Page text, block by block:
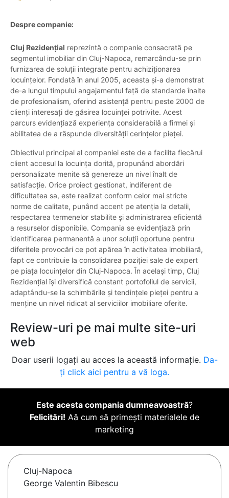
Despre companie:
Cluj Rezidențial reprezintă o companie consacrată pe
segmentul imobiliar din Cluj-Napoca, remarcându-se prin
furnizarea de soluții integrate pentru achiziționarea
locuințelor. Fondată în anul 2005, aceasta și-a demonstrat
de-a lungul timpului angajamentul față de standarde înalte
de profesionalism, oferind asistență pentru peste 2000 de
clienți interesați de găsirea locuinței potrivite. Acest
parcurs evidențiază experiența considerabilă a firmei și
abilitatea de a răspunde diversității cerințelor pieței.
Obiectivul principal al companiei este de a facilita fiecărui
client accesul la locuința dorită, propunând abordări
personalizate menite să genereze un nivel înalt de
satisfacție. Orice proiect gestionat, indiferent de
dificultatea sa, este realizat conform celor mai stricte
norme de calitate, punând accent pe atenția la detalii,
respectarea termenelor stabilite și administrarea eficientă
a resurselor disponibile. Compania se evidențiază prin
identificarea permanentă a unor soluții oportune pentru
diferitele provocări ce pot apărea în activitatea imobiliară,
fapt ce contribuie la consolidarea poziției sale de expert
pe piața locuințelor din Cluj-Napoca. În același timp, Cluj
Rezidențial își diversifică constant portofoliul de servicii,
adaptându-se la schimbările și tendințele pieței pentru a
menține un nivel ridicat al serviciilor imobiliare oferite.
Review-uri pe mai multe site-uri
web
Doar userii logați au acces la această informație. Da-
ți click aici pentru a vă loga.
Este acesta compania dumneavoastră?
Felicitări! Aă cum să primești materialele de
marketing
Cluj-Napoca
George Valentin Bibescu